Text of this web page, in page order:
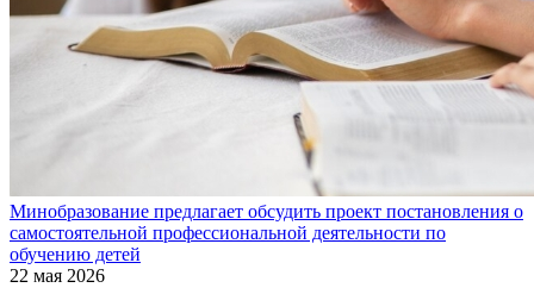
Минобразование предлагает обсудить проект постановления о
самостоятельной профессиональной деятельности по
обучению детей
22 мая 2026